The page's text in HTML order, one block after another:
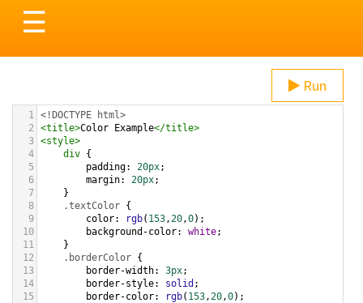
Toggle
navigation
☰
Run
1 <!DOCTYPE html>
2
<title>Color Example</title>
3 <style>
4
div {
5
padding: 20px;
6
margin: 20px;
7
}
8
.textColor {
9
color: rgb( 153,20,0);
10
background-color: white;
11
}
12
.borderColor {
13
border-width: 3px;
14
border-style: solid ;
15
border-color: rgb( 153,20,0);